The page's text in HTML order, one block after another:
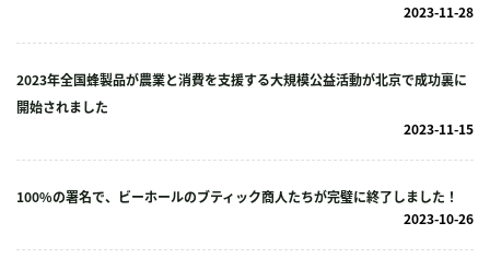
2023-11-28
2023年全国蜂製品が農業と消費を支援する大規模公益活動が北京で成功裏に
開始されました
2023-11-15
100%の署名で、ビーホールのブティック商人たちが完璧に終了しました！
2023-10-26